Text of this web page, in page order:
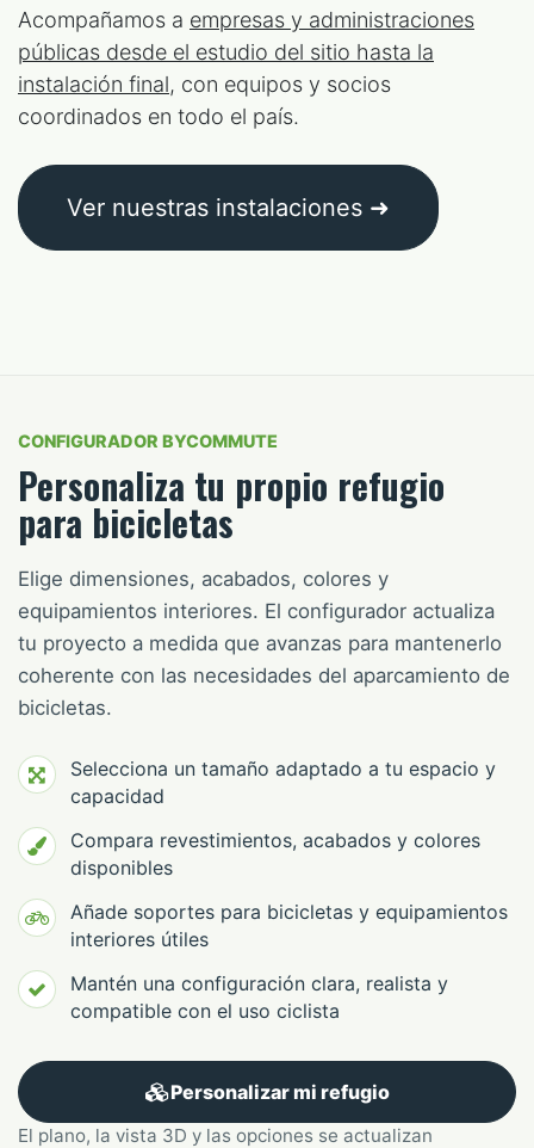
Acompañamos a empresas y administraciones
públicas desde el estudio del sitio hasta la
instalación final, con equipos y socios
coordinados en todo el país.
Ver nuestras instalaciones ➜
CONFIGURADOR BYCOMMUTE
Personaliza tu propio refugio
para bicicletas
Elige dimensiones, acabados, colores y
equipamientos interiores. El configurador actualiza
tu proyecto a medida que avanzas para mantenerlo
coherente con las necesidades del aparcamiento de
bicicletas.
Selecciona un tamaño adaptado a tu espacio y
capacidad
Compara revestimientos, acabados y colores
disponibles
Añade soportes para bicicletas y equipamientos
interiores útiles
Mantén una configuración clara, realista y
compatible con el uso ciclista
Personalizar mi refugio
El plano, la vista 3D y las opciones se actualizan